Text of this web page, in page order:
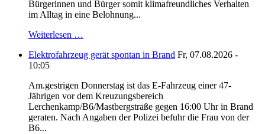
Bürgerinnen und Bürger somit klimafreundliches Verhalten
im Alltag in eine Belohnung...
Weiterlesen …
Elektrofahrzeug gerät spontan in Brand Fr, 07.08.2026 -
10:05
Am.gestrigen Donnerstag ist das E-Fahrzeug einer 47-
Jährigen vor dem Kreuzungsbereich
Lerchenkamp/B6/Mastbergstraße gegen 16:00 Uhr in Brand
geraten. Nach Angaben der Polizei befuhr die Frau von der
B6...